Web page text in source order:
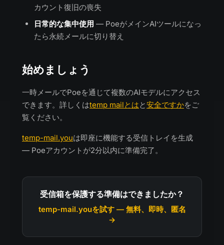
カウント復旧の喪失
日常的な集中使用 — PoeがメインAIツールになっ
たら永続メールに切り替え
始めましょう
一時メールでPoeを通じて複数のAIモデルにアクセス
できます。詳しくはtemp mailとはと安全ですかをご
覧ください。
temp-mail.youは即座に機能する受信トレイを生成
— Poeアカウントが2分以内に準備完了。
受信箱を保護する準備はできましたか？
temp-mail.youを試す — 無料、即時、匿名
→